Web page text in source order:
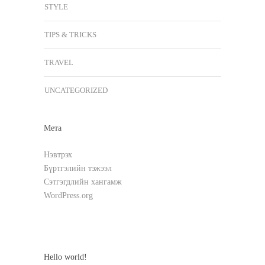
STYLE
TIPS & TRICKS
TRAVEL
UNCATEGORIZED
Мета
Нэвтрэх
Бүртгэлийн тэжээл
Сэтгэгдлийн хангамж
WordPress.org
Hello world!